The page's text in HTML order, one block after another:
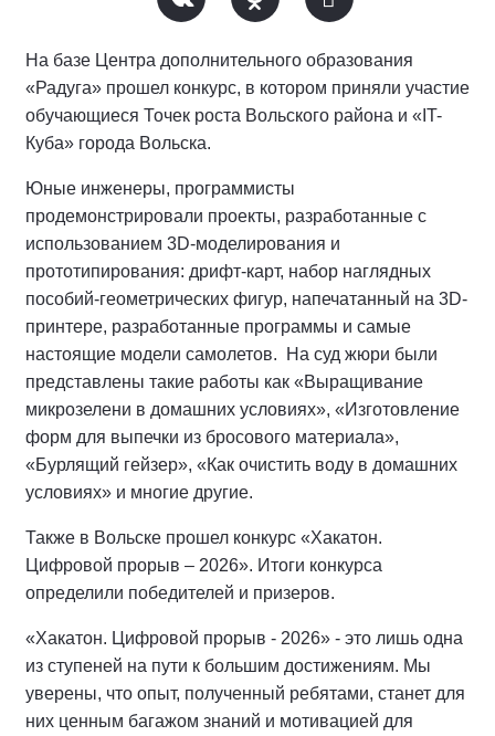
На базе Центра дополнительного образования
«Радуга» прошел конкурс, в котором приняли участие
обучающиеся Точек роста Вольского района и «IT-
Куба» города Вольска.
Юные инженеры, программисты
продемонстрировали проекты, разработанные с
использованием 3D-моделирования и
прототипирования: дрифт-карт, набор наглядных
пособий-геометрических фигур, напечатанный на 3D-
принтере, разработанные программы и самые
настоящие модели самолетов. На суд жюри были
представлены такие работы как «Выращивание
микрозелени в домашних условиях», «Изготовление
форм для выпечки из бросового материала»,
«Бурлящий гейзер», «Как очистить воду в домашних
условиях» и многие другие.
Также в Вольске прошел конкурс «Хакатон.
Цифровой прорыв – 2026». Итоги конкурса
определили победителей и призеров.
«Хакатон. Цифровой прорыв - 2026» - это лишь одна
из ступеней на пути к большим достижениям. Мы
уверены, что опыт, полученный ребятами, станет для
них ценным багажом знаний и мотивацией для